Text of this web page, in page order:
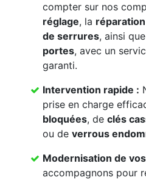
compter sur nos
réglage, la réparation
de serrures, ainsi
portes, avec un
garanti.
Intervention rapide :
prise en charge
bloquées, de clés
ou de verrous
Modernisation de
accompagnons pour